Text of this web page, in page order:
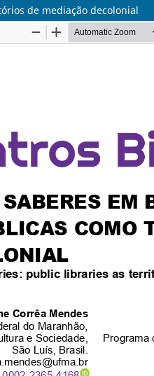
de mediação decolonial